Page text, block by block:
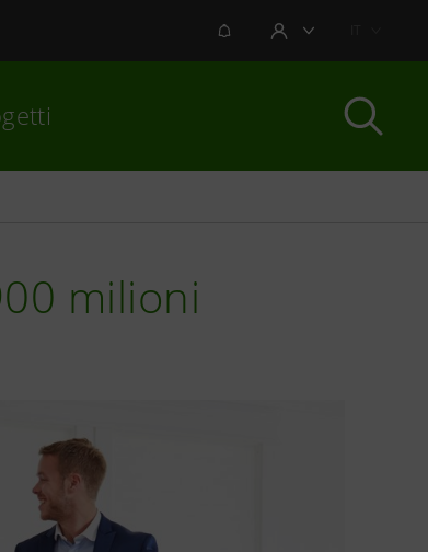
NOTIFICHEAREA UTENTE
milioni